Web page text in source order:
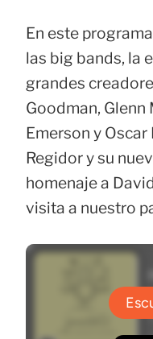
En este
las big bands, la
grandes
Goodman,
Emerson y Oscar
Regidor y su
homenaje a
visita a nuestro